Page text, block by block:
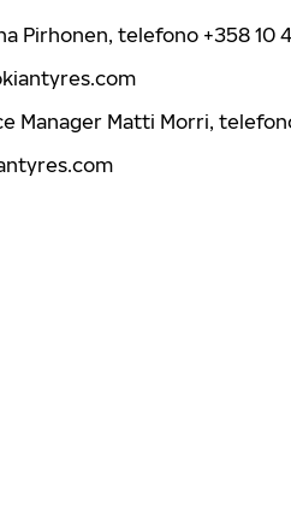
Pirhonen, telefono +358 10
Manager Matti Morri,